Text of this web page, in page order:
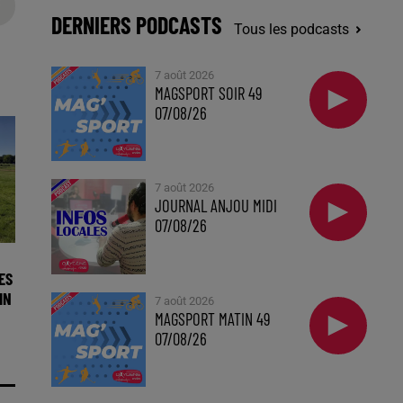
DERNIERS PODCASTS Tous les podcasts
7 août 2026
MAGSPORT SOIR 49
07/08/26
7 août 2026
JOURNAL ANJOU MIDI
07/08/26
7 août 2026
MAGSPORT MATIN 49
07/08/26